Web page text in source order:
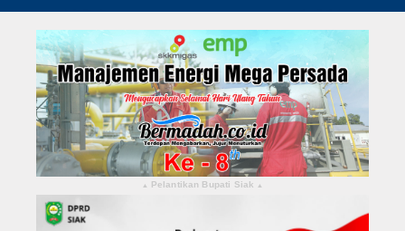
Riau
Daerah
Pekanbaru
Pelalawan
Kampar
Rokan Hulu
▴ Pelantikan Bupati Siak ▴